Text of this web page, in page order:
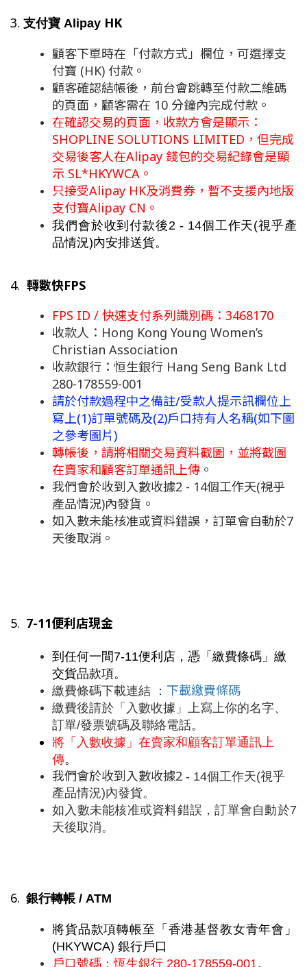
3. 支付寶 Alipay HK
顧客下單時在「付款方式」欄位，可選擇支
付寶 (HK) 付款。
顧客確認結帳後，前台會跳轉至付款二維碼
的頁面，顧客需在 10 分鐘內完成付款。
在確認交易的頁面，收款方會是顯示：
SHOPLINE SOLUTIONS LIMITED，但完成
交易後客人在Alipay 錢包的交易紀錄會是顯
示 SL*HKYWCA。
只接受Alipay HK及消費券，暫不支援內地版
支付寶Alipay CN。
我們會於收到付款後2 - 14個工作天(視乎產
品情況)內安排送貨。
4. 轉數快FPS
FPS ID / 快速支付系列識別碼：3468170
收款人：Hong Kong Young Women’s
Christian Association
收款銀行：恒生銀行 Hang Seng Bank Ltd
280-178559-001
請於付款過程中之備註/受款人提示訊欄位上
寫上(1)訂單號碼及(2)戶口持有人名稱(如下圖
之參考圖片)
轉帳後，請將相關交易資料截圖，並將截圖
在賣家和顧客訂單通訊上傳 。
我們會於收到入數收據2 - 14個工作天(視乎
產品情況)內發貨。
如入數未能核准或資料錯誤，訂單會自動於7
天後取消。
5. 7-11便利店現金
到任何一間7-11便利店，憑「繳費條碼」繳
交貨品款項。
繳費條碼下載連結 ： 下載繳費條碼
繳費後請於「入數收據」上寫上你的名字、
訂單/發票號碼及聯絡電話。
將「入數收據」在賣家和顧客訂單通訊上
傳。
我們會於收到入數收據2 - 14個工作天(視乎
產品情況)內發貨。
如入數未能核准或資料錯誤，訂單會自動於7
天後取消。
6. 銀行轉帳 / ATM
將貨品款項轉帳至「香港基督教女青年會」
(HKYWCA) 銀行戶口
戶口號碼：恆生銀行 280-178559-001。